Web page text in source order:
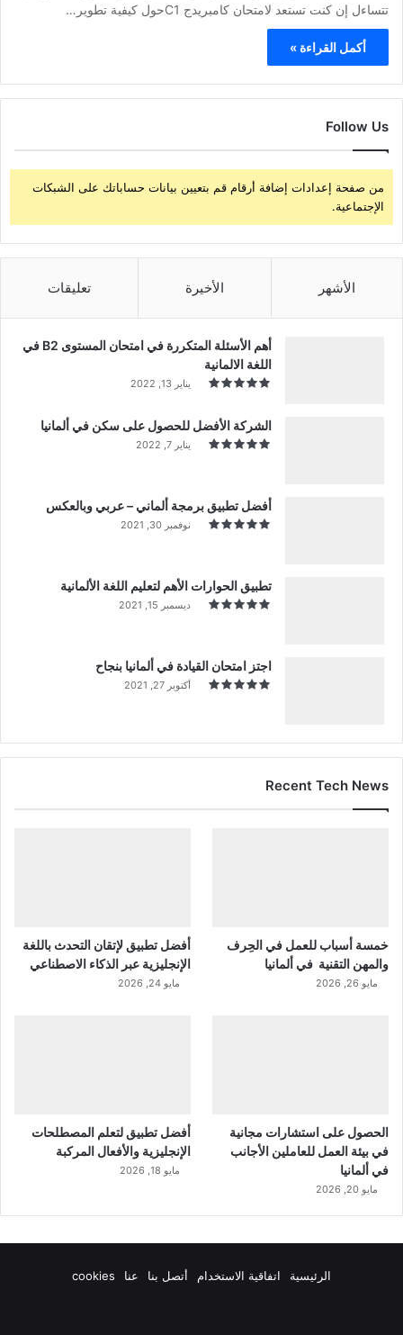
تتساءل إن كنت تستعد لامتحان كامبريدج C1حول كيفية تطوير…
أكمل القراءة »
Follow Us
من صفحة إعدادات إضافة أرقام قم بتعيين بيانات حساباتك على الشبكات
الإجتماعية.
الأشهر الأخيرة تعليقات
أهم الأسئلة المتكررة في امتحان المستوى B2 في
اللغة الالمانية
يناير 13, 2022
الشركة الأفضل للحصول على سكن في ألمانيا
يناير 7, 2022
أفضل تطبيق برمجة ألماني – عربي وبالعكس
نوفمبر 30, 2021
تطبيق الحوارات الأهم لتعليم اللغة الألمانية
ديسمبر 15, 2021
اجتز امتحان القيادة في ألمانيا بنجاح
أكتوبر 27, 2021
Recent Tech News
خمسة أسباب للعمل في الحِرف
والمهن التقنية في ألمانيا
مايو 26, 2026
أفضل تطبيق لإتقان التحدث باللغة
الإنجليزية عبر الذكاء الاصطناعي
مايو 24, 2026
الحصول على استشارات مجانية
في بيئة العمل للعاملين الأجانب
في ألمانيا
مايو 20, 2026
أفضل تطبيق لتعلم المصطلحات
الإنجليزية والأفعال المركبة
مايو 18, 2026
الرئيسية اتفاقية الاستخدام أتصل بنا عنا cookies